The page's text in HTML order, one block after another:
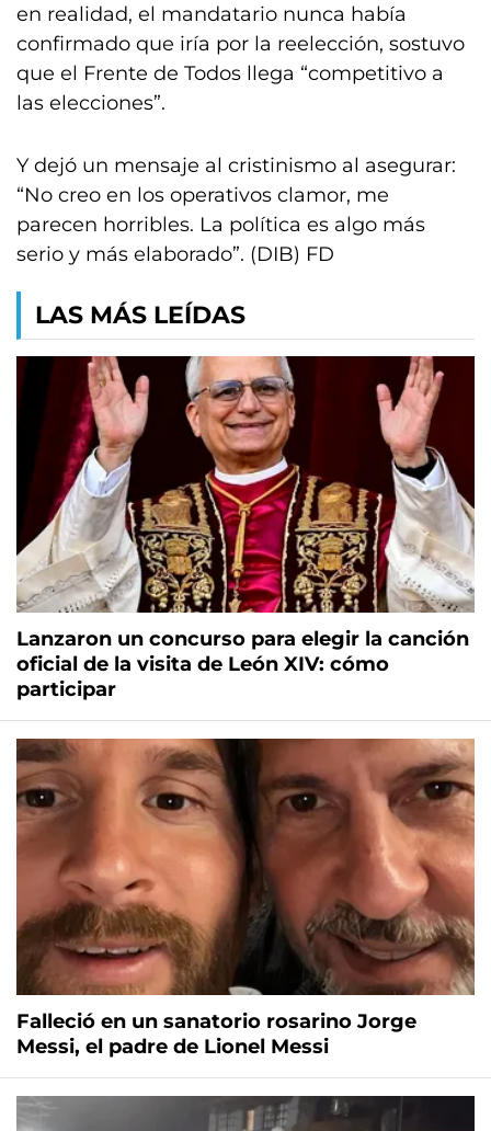
en realidad, el mandatario nunca había
confirmado que iría por la reelección, sostuvo
que el Frente de Todos llega “competitivo a
las elecciones”.
Y dejó un mensaje al cristinismo al asegurar:
“No creo en los operativos clamor, me
parecen horribles. La política es algo más
serio y más elaborado”. (DIB) FD
LAS MÁS LEÍDAS
Lanzaron un concurso para elegir la canción
oficial de la visita de León XIV: cómo
participar
Falleció en un sanatorio rosarino Jorge
Messi, el padre de Lionel Messi